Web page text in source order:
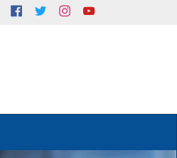
Suche FacebookTwitterInstagram